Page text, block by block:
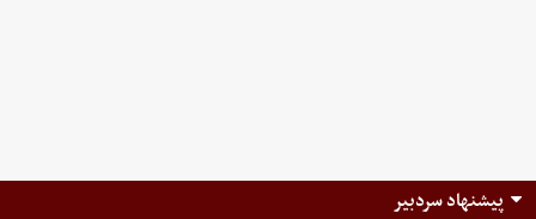
پیشنهاد سردبیر